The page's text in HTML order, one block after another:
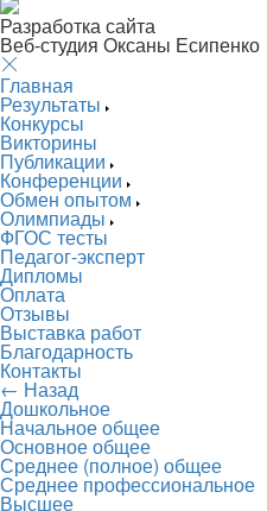
Разработка сайта
Веб-студия Оксаны Есипенко
Главная
Результаты
Конкурсы
Викторины
Публикации
Конференции
Обмен опытом
Олимпиады
ФГОС тесты
Педагог-эксперт
Дипломы
Оплата
Отзывы
Выставка работ
Благодарность
Контакты
← Назад
Дошкольное
Начальное общее
Основное общее
Среднее (полное) общее
Среднее профессиональное
Высшее